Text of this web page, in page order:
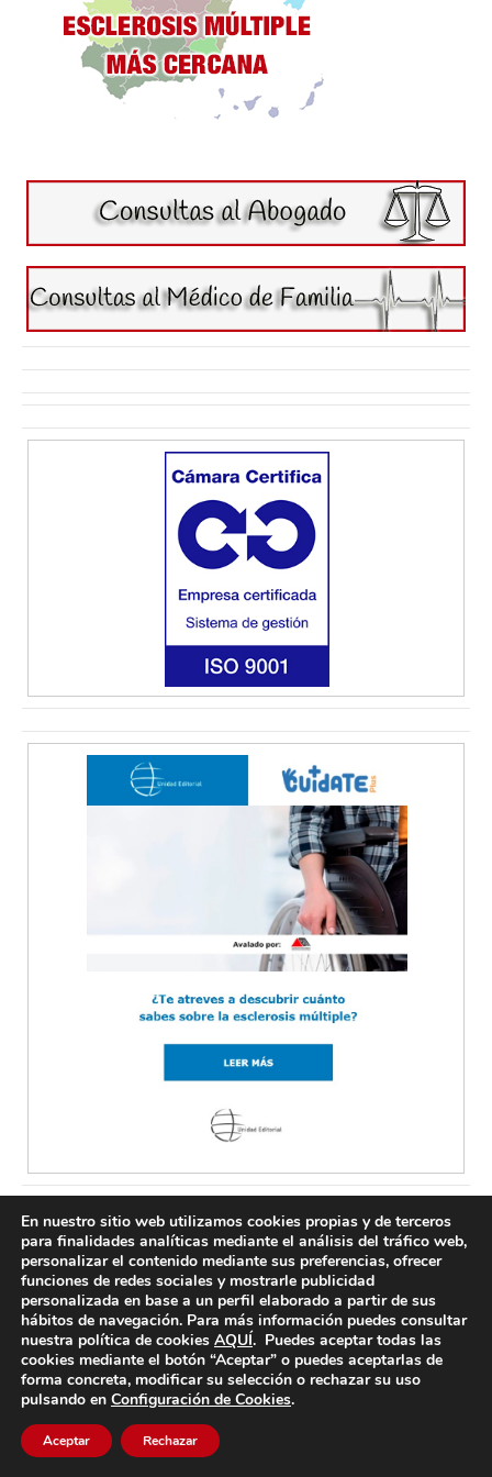
En nuestro sitio web utilizamos cookies propias y de terceros
para finalidades analíticas mediante el análisis del tráfico web,
personalizar el contenido mediante sus preferencias, ofrecer
funciones de redes sociales y mostrarle publicidad
personalizada en base a un perfil elaborado a partir de sus
hábitos de navegación. Para más información puedes consultar
nuestra política de cookies AQUÍ. Puedes aceptar todas las
cookies mediante el botón “Aceptar” o puedes aceptarlas de
forma concreta, modificar su selección o rechazar su uso
pulsando en Configuración de Cookies.
Aceptar Rechazar